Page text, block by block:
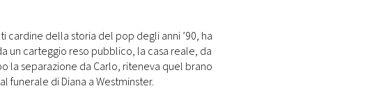
cardine della storia del pop degli anni ’90, ha
un carteggio reso pubblico, la casa reale, da
la separazione da Carlo, riteneva quel brano
funerale di Diana a Westminster.